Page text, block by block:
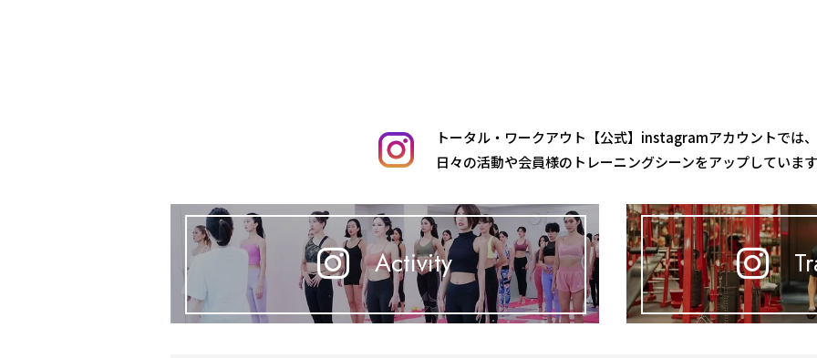
トータル・ワークアウト【公式】instagramアカウントでは、
日々の活動や会員様のトレーニングシーンをアップしていま
Activity